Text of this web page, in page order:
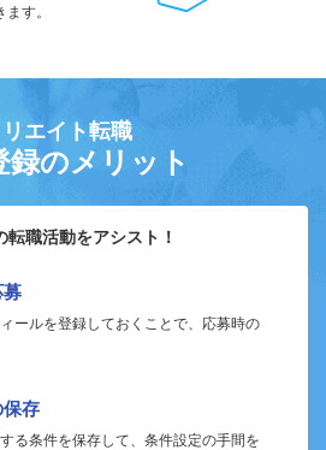
す。
エイト転職
録のメリット
職活動をアシスト！
募
ールを登録しておくことで、応募時の
存
る条件を保存して、条件設定の手間を